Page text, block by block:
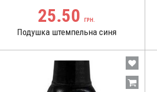
25.50 ГРН.
Подушка штемпельна синя